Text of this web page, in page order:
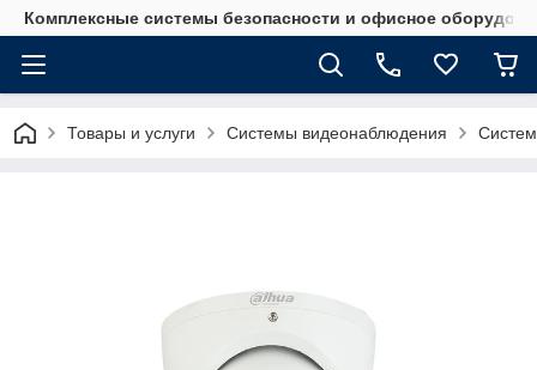
Комплексные системы безопасности и офисное
Товары и услуги Системы видеонаблюдения